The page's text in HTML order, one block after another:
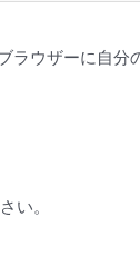
ラウザーに自
い。